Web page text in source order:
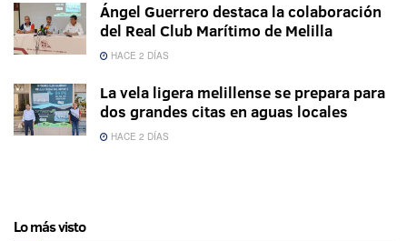
Ángel Guerrero destaca la colaboración
del Real Club Marítimo de Melilla
HACE 2 DÍAS
La vela ligera melillense se prepara para
dos grandes citas en aguas locales
HACE 2 DÍAS
Lo más visto